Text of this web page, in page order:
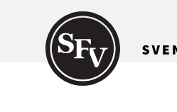
Gå till innehållet